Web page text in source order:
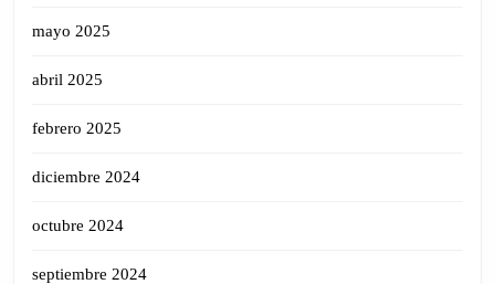
mayo 2025
abril 2025
febrero 2025
diciembre 2024
octubre 2024
septiembre 2024